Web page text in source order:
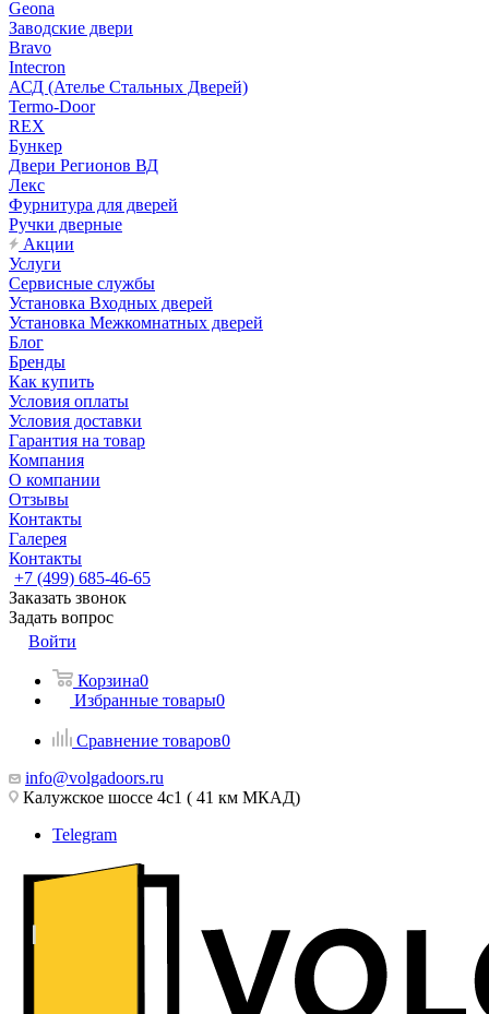
Geona
Заводские двери
Bravo
Intecron
АСД (Ателье Стальных Дверей)
Termo-Door
REX
Бункер
Двери Регионов ВД
Лекс
Фурнитура для дверей
Ручки дверные
Акции
Услуги
Сервисные службы
Установка Входных дверей
Установка Межкомнатных дверей
Блог
Бренды
Как купить
Условия оплаты
Условия доставки
Гарантия на товар
Компания
О компании
Отзывы
Контакты
Галерея
Контакты
+7 (499) 685-46-65
Заказать звонок
Задать вопрос
Войти
Корзина0
Избранные товары0
Сравнение товаров0
info@volgadoors.ru
Калужское шоссе 4с1 ( 41 км МКАД)
Telegram